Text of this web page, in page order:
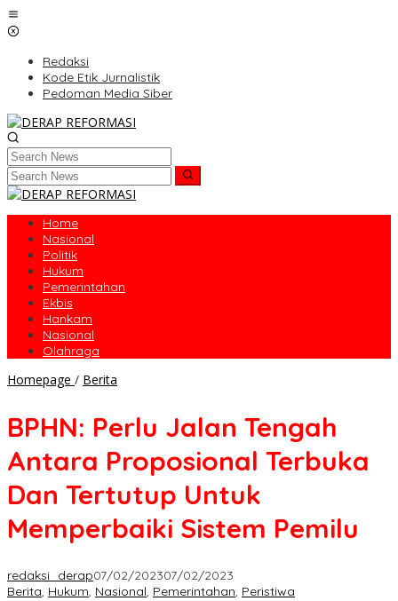
Skip
to
Redaksi
Kode Etik Jurnalistik
Pedoman Media Siber
Home
Nasional
Politik
Hukum
Pemerintahan
Ekbis
Hankam
Nasional
Olahraga
Homepage / Berita
Tengah
Proposional
Terbuka
Dan
Tertutup
Untuk
Pemilu
BPHN: Perlu Jalan Tengah
Antara Proposional Terbuka
Dan Tertutup Untuk
Memperbaiki Sistem Pemilu
redaksi_derap07/02/202307/02/2023
Berita, Hukum, Nasional, Pemerintahan, Peristiwa